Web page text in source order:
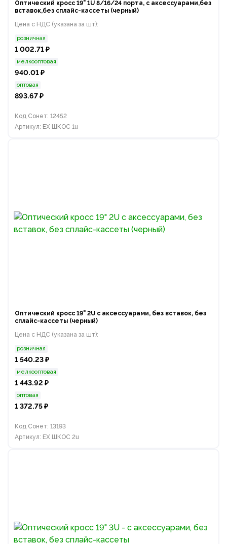
Оптический кросс 19" 1U 8/16/24 порта, с аксессуарами,без
вставок,без сплайс-кассеты (черный)
Цена с НДС (указана за шт):
розничная
1 002.71 ₽
мелкооптовая
940.01 ₽
оптовая
893.67 ₽
Код Сонет: 12452
Артикул: EX ШКОС 1u
Оптический кросс 19" 2U с аксессуарами, без вставок, без
сплайс-кассеты (черный)
Цена с НДС (указана за шт):
розничная
1 540.23 ₽
мелкооптовая
1 443.92 ₽
оптовая
1 372.75 ₽
Код Сонет: 13193
Артикул: EX ШКОС 2u